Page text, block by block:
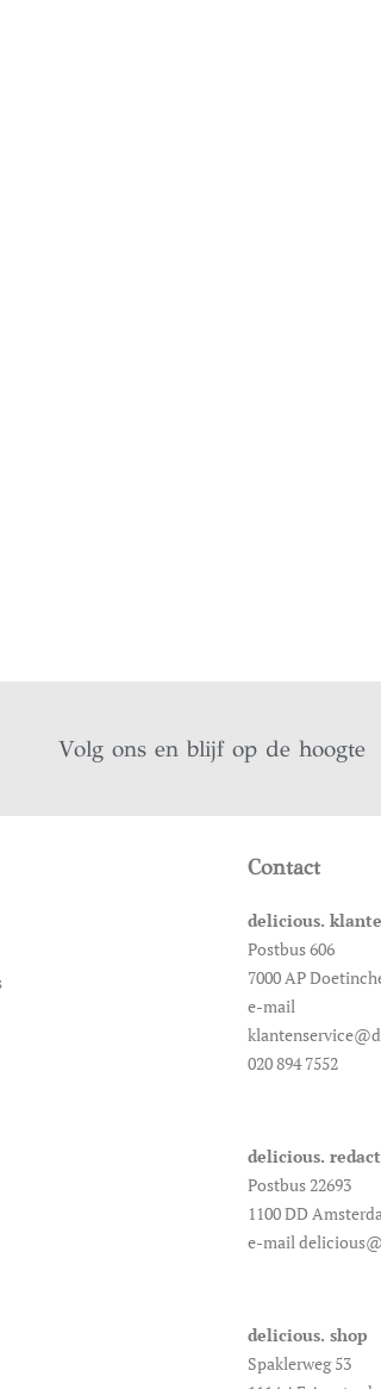
Volg ons en blijf op de hoogte
Contact
delicious.
Postbus 606
7000 AP
e-mail
020 894 7552
delicious.
Postbus 22693
1100 DD
e-mail
delicious. shop
Spaklerweg 53